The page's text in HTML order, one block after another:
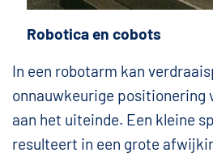
Robotica en cobots
In een robotarm kan
onnauwkeurige positionering
aan het uiteinde. Een kleine
resulteert in een grote